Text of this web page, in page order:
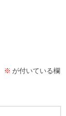
※ が付いている欄